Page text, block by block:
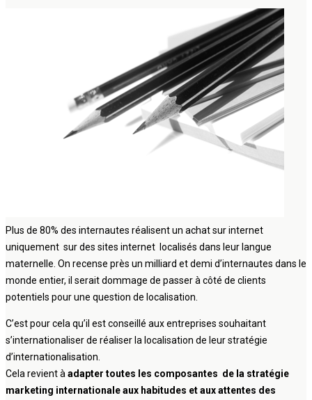
Plus de 80% des internautes réalisent un achat sur internet
uniquement sur des sites internet localisés dans leur langue
maternelle. On recense près un milliard et demi d’internautes dans le
monde entier, il serait dommage de passer à côté de clients
potentiels pour une question de localisation.
C’est pour cela qu’il est conseillé aux entreprises souhaitant
s’internationaliser de réaliser la localisation de leur stratégie
d’internationalisation.
Cela revient à adapter toutes les composantes de la stratégie
marketing internationale aux habitudes et aux attentes des